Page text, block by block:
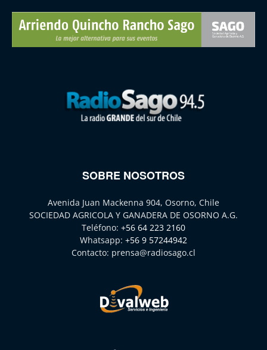
SOBRE NOSOTROS
Avenida Juan Mackenna 904, Osorno, Chile
SOCIEDAD AGRICOLA Y GANADERA DE OSORNO A.G.
Teléfono: +56 64 223 2160
Whatsapp: +56 9 57244942
Contacto: prensa@radiosago.cl